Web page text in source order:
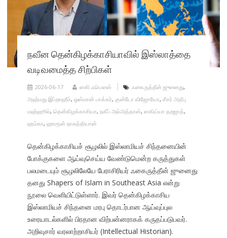
நவீன தென்கிழக்காசியாவில் இஸ்லாத்தை
வடிவமைத்த சிற்பிகள்
2026-06-17 ஸகி ஃபௌஸ் ஃகைருத்தீன் ஜுனைது,
அஹ்மது இப்றாஹீம், ஒஸ்மான் பாக்கர், குன்டோ விஜோயோ, சீசர் அதீபு
மஹ்ஹூல், தென்கிழக்காசியா, நகீப் அல்அத்தாஸ், ஸகிய்யா தறஜாத்,
ஹம்கா, ஹாரூன் நாசுத்தியான்
தென்கிழக்காசியச் சூழலில் இஸ்லாமியச் சிந்தனையின்
போக்குகளை ஆய்வுசெய்ய வேண்டுமென்ற கருத்துகள்
பலமடையும் சூழலிலேயே பேராசிரியர் ஃகைருத்தீன் ஜுனைது
தனது Shapers of Islam in Southeast Asia என்று
நூலை வெளியிட்டுள்ளார். இவர் தென்கிழக்காசிய
இஸ்லாமியச் சிந்தனை மரபு தொடர்பான ஆய்வுப்புல
உரையாடல்களில் பிரதான விற்பன்னராகக் கருதப்படுபவர்.
அறிவுசார் வரலாற்றாசியர் (Intellectual Historian).